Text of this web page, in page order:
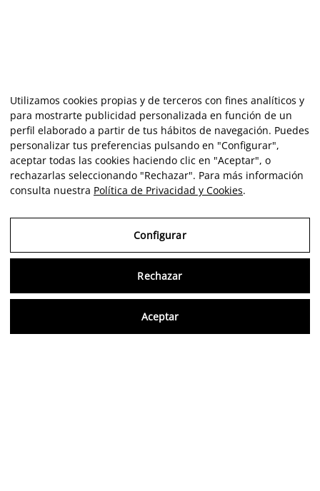
Utilizamos cookies propias y de terceros con fines analíticos y
para mostrarte publicidad personalizada en función de un
perfil elaborado a partir de tus hábitos de navegación. Puedes
personalizar tus preferencias pulsando en "Configurar",
aceptar todas las cookies haciendo clic en "Aceptar", o
rechazarlas seleccionando "Rechazar". Para más información
consulta nuestra Política de Privacidad y Cookies.
Configurar
Rechazar
Aceptar